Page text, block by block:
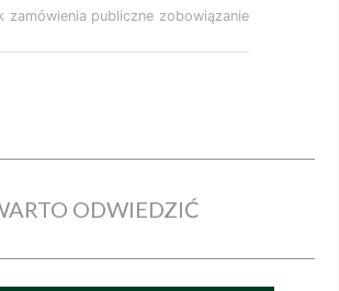
zamówienia publiczne zobowiązanie
ODWIEDZIĆ